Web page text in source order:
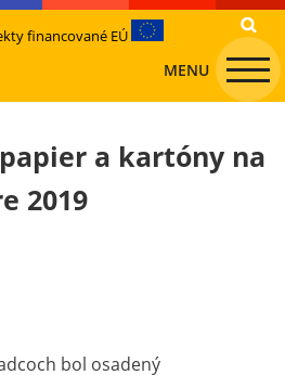
financované EÚ
MENU
a kartóny na
2019
bol osadený